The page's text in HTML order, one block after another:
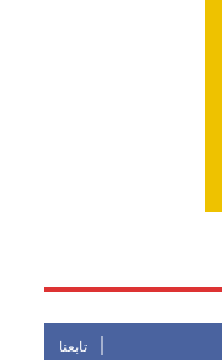
تابعنا